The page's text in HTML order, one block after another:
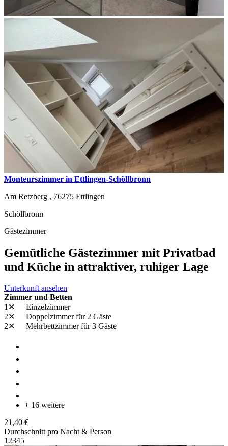
Monteurszimmer in Ettlingen-Schöllbronn
Am Retzberg , 76275 Ettlingen
Schöllbronn
Gästezimmer
Gemütliche Gästezimmer mit Privatbad
und Küche in attraktiver, ruhiger Lage
Unterkunft ansehen
Zimmer und Betten
1✕
Einzelzimmer
2✕
Doppelzimmerfür 2 Gäste
2✕
Mehrbettzimmerfür 3 Gäste
+ 16 weitere
21,40 €
Durchschnitt pro Nacht & Person
12345